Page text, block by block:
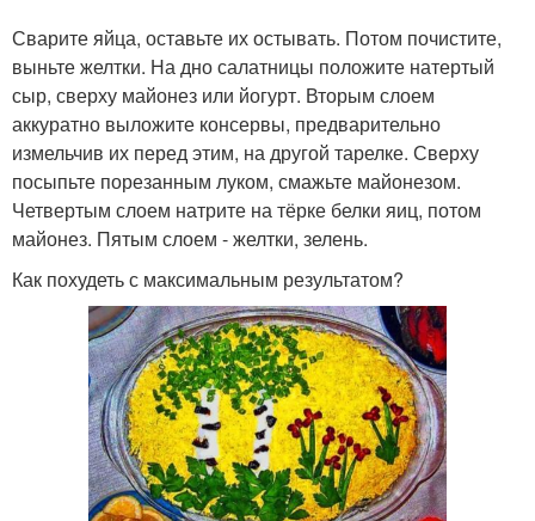
Сварите яйца, оставьте их остывать. Потом почистите,
выньте желтки. На дно салатницы положите натертый
сыр, сверху майонез или йогурт. Вторым слоем
аккуратно выложите консервы, предварительно
измельчив их перед этим, на другой тарелке. Сверху
посыпьте порезанным луком, смажьте майонезом.
Четвертым слоем натрите на тёрке белки яиц, потом
майонез. Пятым слоем - желтки, зелень.
Как похудеть с максимальным результатом?